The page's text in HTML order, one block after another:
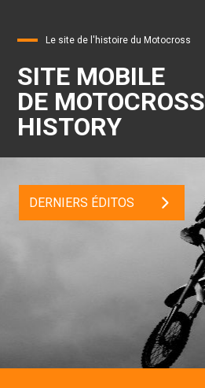
Le site de l'histoire du Motocross
SITE MOBILE
DE MOTOCROSS
HISTORY
DERNIERS ÉDITOS